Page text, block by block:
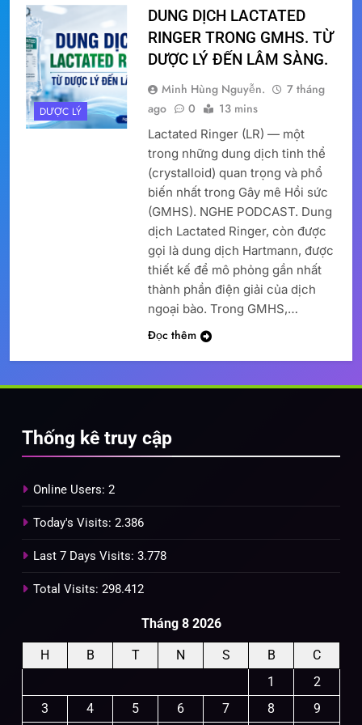
DƯỢC LÝ
DUNG DỊCH LACTATED
RINGER TRONG GMHS. TỪ
DƯỢC LÝ ĐẾN LÂM SÀNG.
Minh Hùng Nguyễn.
7 tháng
ago
0 13 mins
Lactated Ringer (LR) — một
trong những dung dịch tinh thể
(crystalloid) quan trọng và phổ
biến nhất trong Gây mê Hồi sức
(GMHS). NGHE PODCAST. Dung
dịch Lactated Ringer, còn được
gọi là dung dịch Hartmann, được
thiết kế để mô phỏng gần nhất
thành phần điện giải của dịch
ngoại bào. Trong GMHS,…
Đọc thêm
Thống kê truy cập
Online Users: 2
Today's Visits: 2.386
Last 7 Days Visits: 3.778
Total Visits: 298.412
Tháng 8 2026
H B T N S B
C
1
2
3
4 5 6 7 8 9